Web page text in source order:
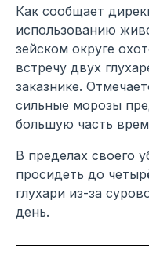
Как сообщает
использованию
зейском округе
встречу двух
заказнике.
сильные морозы
большую часть
В пределах своего
просидеть до
глухари из-за
день.